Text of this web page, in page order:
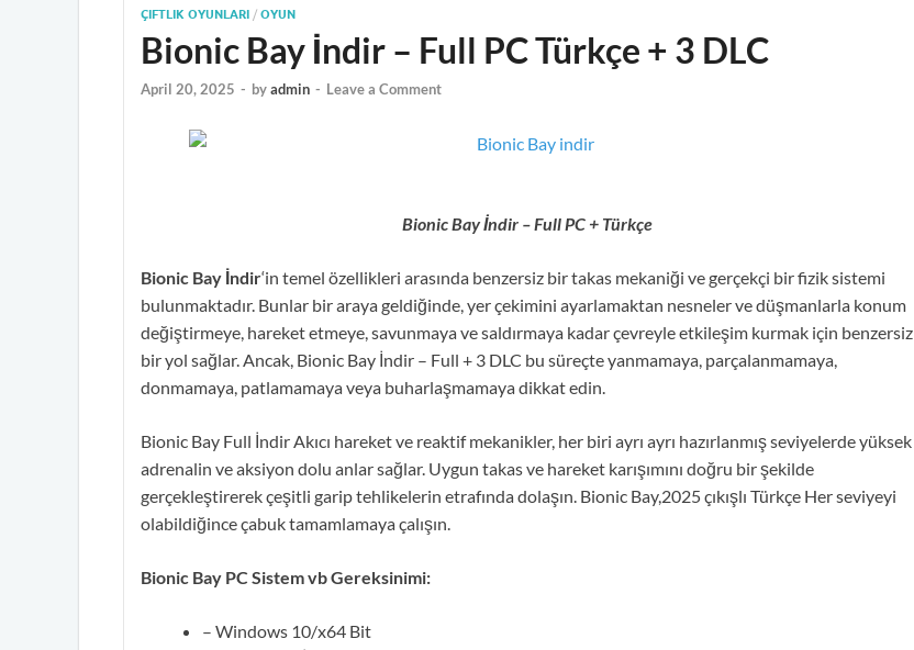
ÇIFTLIK OYUNLARI / OYUN
Bionic Bay İndir – Full PC Türkçe + 3 DLC
April 20, 2025 - byadmin - Leave a Comment
Bionic Bay İndir – Full PC + Türkçe
Bionic Bay İndir‘in temel özellikleri arasında benzersiz bir takas mekaniği ve gerçekçi bir fizik sistemi
bulunmaktadır. Bunlar bir araya geldiğinde, yer çekimini ayarlamaktan nesneler ve düşmanlarla konum
değiştirmeye, hareket etmeye, savunmaya ve saldırmaya kadar çevreyle etkileşim kurmak için benzersiz
bir yol sağlar. Ancak, Bionic Bay İndir – Full + 3 DLC bu süreçte yanmamaya, parçalanmamaya,
donmamaya, patlamamaya veya buharlaşmamaya dikkat edin.
Bionic Bay Full İndir Akıcı hareket ve reaktif mekanikler, her biri ayrı ayrı hazırlanmış seviyelerde yüksek
adrenalin ve aksiyon dolu anlar sağlar. Uygun takas ve hareket karışımını doğru bir şekilde
gerçekleştirerek çeşitli garip tehlikelerin etrafında dolaşın. Bionic Bay,2025 çıkışlı Türkçe Her seviyeyi
olabildiğince çabuk tamamlamaya çalışın.
Bionic Bay PC Sistem vb Gereksinimi:
– Windows 10/x64 Bit